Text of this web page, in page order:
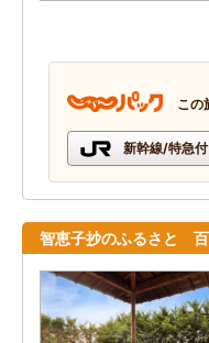
この
新幹線/特急
智恵子抄のふるさと